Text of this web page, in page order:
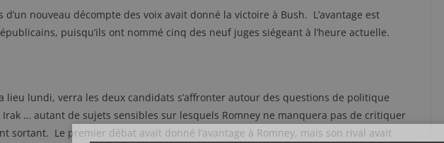
d’un nouveau décompte des voix avait donné la victoire à Bush. L’avantage est
puisqu’ils ont nommé cinq des neuf juges siégeant à l’heure actuelle.
lieu lundi, verra les deux candidats s’affronter autour des questions de politique
… autant de sujets sensibles sur lesquels Romney ne manquera pas de critiquer
sortant. Le premier débat avait donné l’avantage à Romney, mais son rival avait